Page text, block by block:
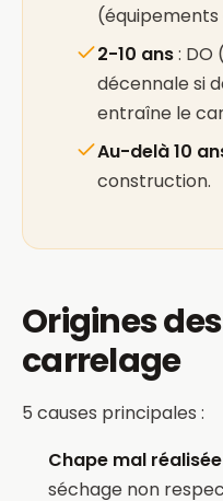
(équipements
2-10 ans: DO
décennale si
entraîne le
Au-delà 10
construction.
Origines
carrelage
5 causes principales :
Chape mal réalisée
séchage non